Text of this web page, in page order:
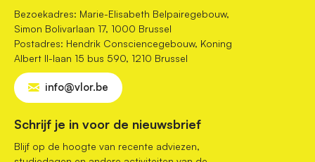
Bezoekadres: Marie-Elisabeth Belpairegebouw,
Simon Bolivarlaan 17, 1000 Brussel
Postadres: Hendrik Consciencegebouw, Koning
Albert II-laan 15 bus 590, 1210 Brussel
info@vlor.be
Schrijf je in voor de nieuwsbrief
Blijf op de hoogte van recente adviezen,